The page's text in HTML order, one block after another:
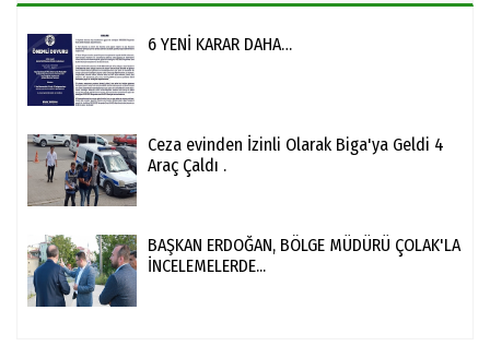
6 YENİ KARAR DAHA…
Ceza evinden İzinli Olarak Biga'ya Geldi 4
Araç Çaldı .
BAŞKAN ERDOĞAN, BÖLGE MÜDÜRÜ ÇOLAK'LA
İNCELEMELERDE...